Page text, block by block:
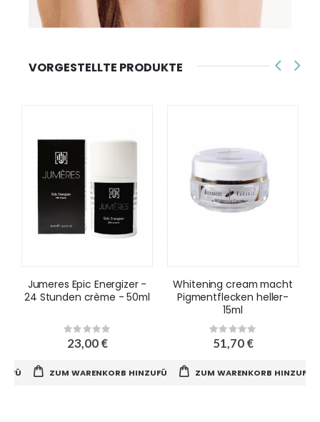
VORGESTELLTE PRODUKTE
Jumeres Epic Energizer -
24 Stunden crème - 50ml
Rating:
0%
23,00 €
ZUM WARENKORB HINZUFÜGEN
Whitening cream macht
Pigmentflecken heller-
15ml
Rating:
0%
51,70 €
ZUM WARENKORB